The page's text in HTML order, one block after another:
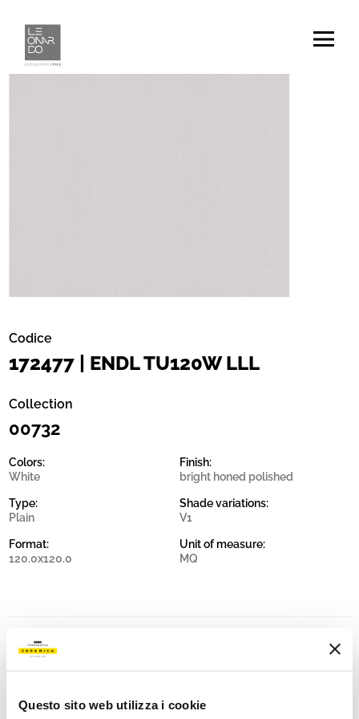
Questo sito web utilizza i cookie
Codice
172477 | ENDL TU120W LLL
Collection
00732
Colors:
White
Type:
Plain
Format:
120.0x120.0
Finish:
bright honed polished
Shade variations:
V1
Unit of measure:
MQ
Share: